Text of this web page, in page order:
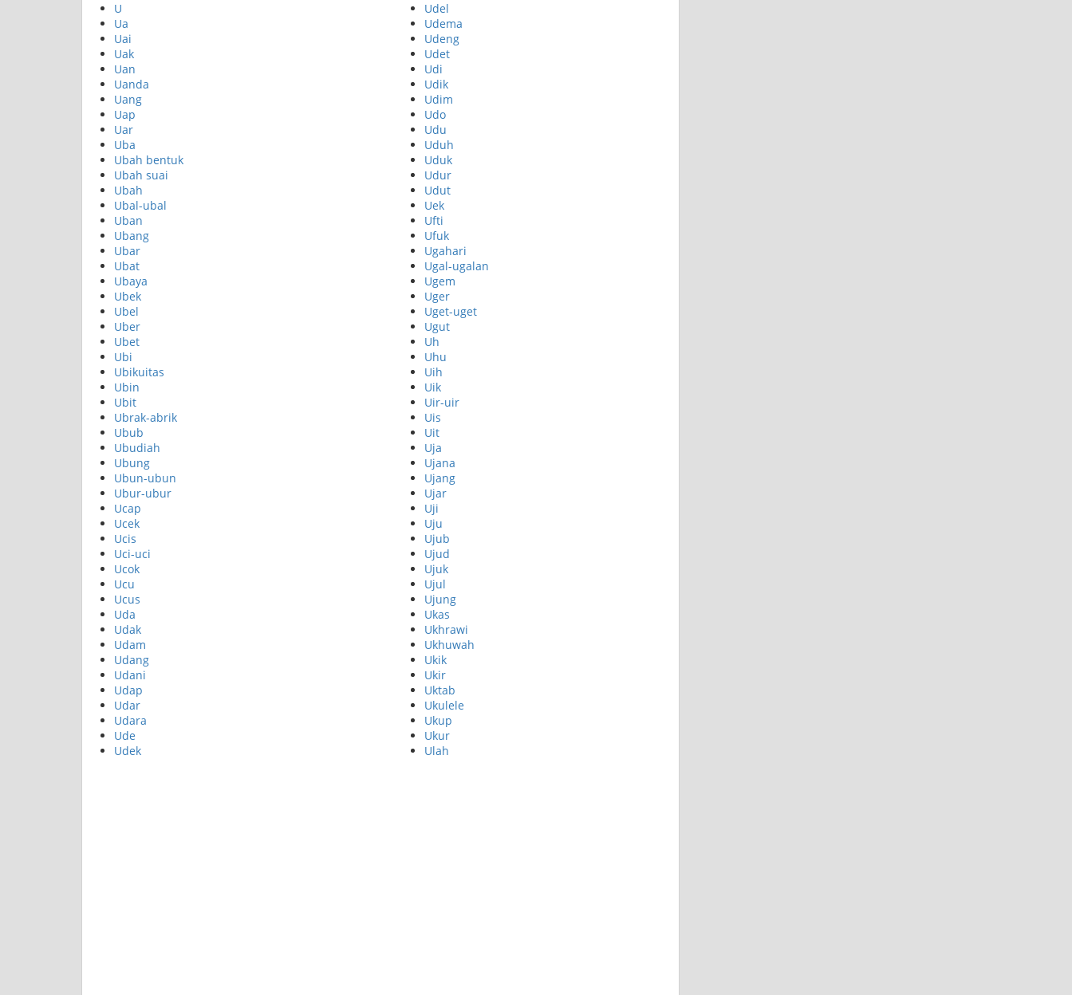
U
Ua
Uai
Uak
Uan
Uanda
Uang
Uap
Uar
Uba
Ubah bentuk
Ubah suai
Ubah
Ubal-ubal
Uban
Ubang
Ubar
Ubat
Ubaya
Ubek
Ubel
Uber
Ubet
Ubi
Ubikuitas
Ubin
Ubit
Ubrak-abrik
Ubub
Ubudiah
Ubung
Ubun-ubun
Ubur-ubur
Ucap
Ucek
Ucis
Uci-uci
Ucok
Ucu
Ucus
Uda
Udak
Udam
Udang
Udani
Udap
Udar
Udara
Ude
Udek
Udel
Udema
Udeng
Udet
Udi
Udik
Udim
Udo
Udu
Uduh
Uduk
Udur
Udut
Uek
Ufti
Ufuk
Ugahari
Ugal-ugalan
Ugem
Uger
Uget-uget
Ugut
Uh
Uhu
Uih
Uik
Uir-uir
Uis
Uit
Uja
Ujana
Ujang
Ujar
Uji
Uju
Ujub
Ujud
Ujuk
Ujul
Ujung
Ukas
Ukhrawi
Ukhuwah
Ukik
Ukir
Uktab
Ukulele
Ukup
Ukur
Ulah